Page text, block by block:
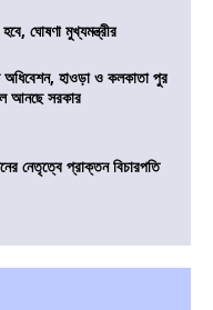
ঘোষণা মুখ্যমন্ত্রীর
অধিবেশন, হাওড়া ও কলকাতা পুর
আনছে সরকার
নেতৃত্বে প্রাক্তন বিচারপতি